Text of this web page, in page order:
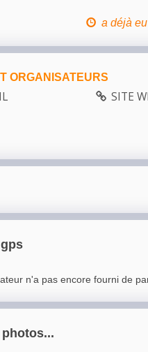
a déjà
ORGANISATEURS
SITE
n'a pas encore fourni de